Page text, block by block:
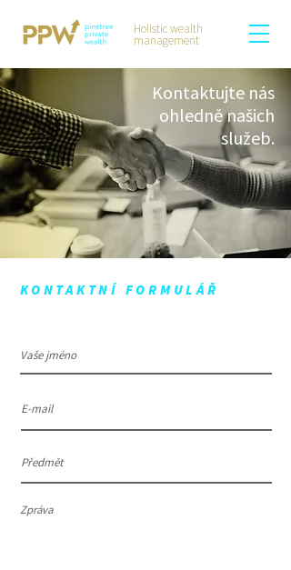
Holistic wealth
management
Kontaktujte nás
ohledně našich
služeb.
KONTAKTNÍ FORMULÁŘ